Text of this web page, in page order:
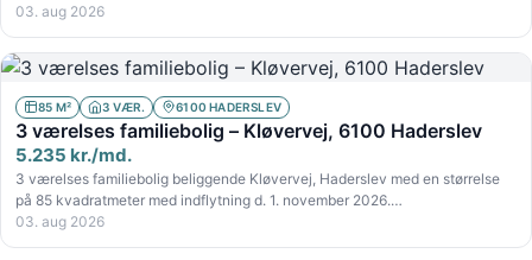
03. aug 2026
85 M² 3 VÆR. 6100 HADERSLEV
3 værelses familiebolig – Kløvervej, 6100 Haderslev
5.235 kr./md.
3 værelses familiebolig beliggende Kløvervej, Haderslev med en størrelse
på 85 kvadratmeter med indflytning d. 1. november 2026.…
03. aug 2026